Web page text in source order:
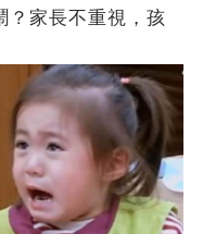
？家長不重視，孩